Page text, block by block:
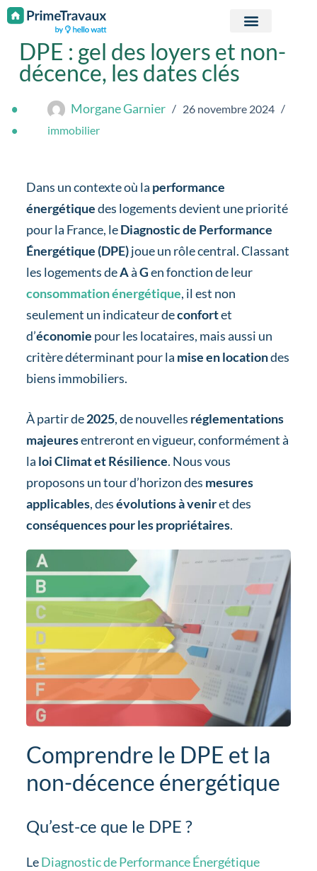
Passer au contenu
DPE : gel des loyers et non-
décence, les dates clés
Morgane Garnier
26 novembre 2024
immobilier
Dans un contexte où la performance
énergétiquedes logements devient une priorité
pour la France, leDiagnostic de Performance
Énergétique (DPE)joue un rôle central. Classant
les logements deAàGen fonction de leur
consommation énergétique, il est non
seulement un indicateur deconfortet
d’économie pour les locataires, mais aussi un
critère déterminant pour la mise en locationdes
biens immobiliers.
À partir de2025, de nouvelles réglementations
majeuresentreront en vigueur, conformément à
la loi Climat et Résilience. Nous vous
proposons un tour d’horizon des mesures
applicables, desévolutions à veniret des
conséquences pour les propriétaires.
Comprendre le DPE et la
non-décence énergétique
Qu’est-ce que le DPE ?
LeDiagnostic de Performance Énergétique